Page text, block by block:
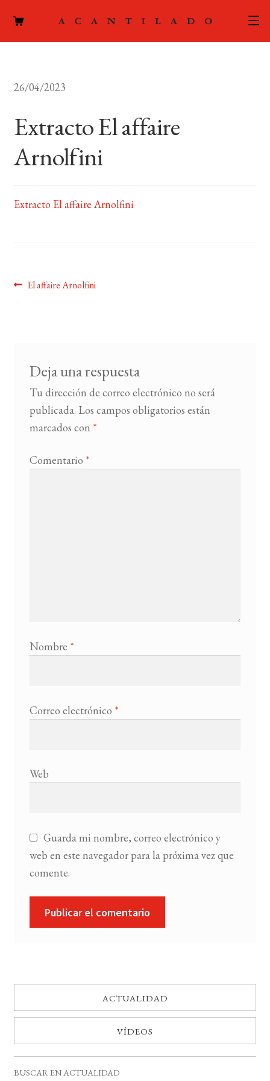
ACTUALIDAD
FOREIGN RIGHTS
26/04/2023
Extracto El affaire
Arnolfini
Extracto El affaire Arnolfini
Navegación
Anterior:
El affaire Arnolfini
Deja una respuesta
Tu dirección de correo electrónico no será
publicada. Los campos obligatorios están
marcados con *
Comentario *
Nombre *
Correo electrónico *
Web
Guarda mi nombre, correo electrónico y
web en este navegador para la próxima vez que
comente.
ACTUALIDAD
VÍDEOS
BUSCAR EN ACTUALIDAD